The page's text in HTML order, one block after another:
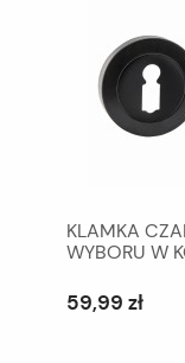
KLAMKA
WYBORU W
59,99 zł